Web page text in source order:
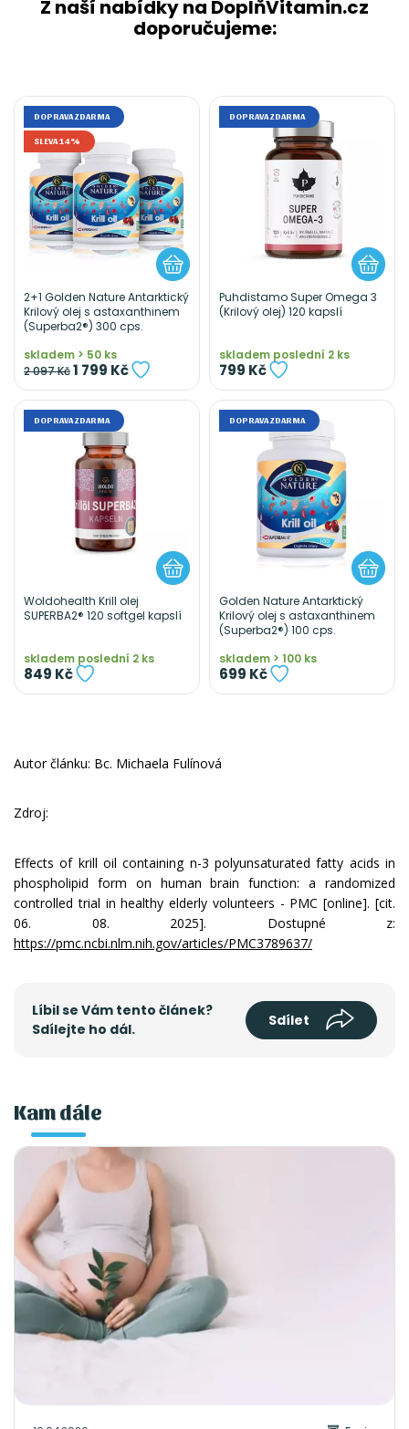
Z naší nabídky na DoplňVitamin.cz
doporučujeme:
DOPRAVA ZDARMA
SLEVA 14%
2+1 Golden Nature Antarktický
Krilový olej s astaxanthinem
(Superba2®) 300 cps.
skladem > 50 ks
2 097 Kč1 799 Kč
DOPRAVA ZDARMA
Puhdistamo Super Omega 3
(Krilový olej) 120 kapslí
skladem poslední 2 ks
799 Kč
DOPRAVA ZDARMA
Woldohealth Krill olej
SUPERBA2® 120 softgel kapslí
skladem poslední 2 ks
849 Kč
DOPRAVA ZDARMA
Golden Nature Antarktický
Krilový olej s astaxanthinem
(Superba2®) 100 cps.
skladem > 100 ks
699 Kč
Autor článku: Bc. Michaela Fulínová
Zdroj:
Effects of krill oil containing n-3 polyunsaturated fatty acids in
phospholipid form on human brain function: a randomized
controlled trial in healthy elderly volunteers - PMC [online]. [cit.
06. 08. 2025]. Dostupné z:
https://pmc.ncbi.nlm.nih.gov/articles/PMC3789637/
Líbil se Vám tento článek?
Sdílejte ho dál.
Sdílet
Kam dále